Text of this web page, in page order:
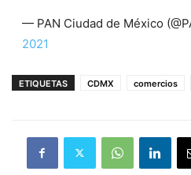
— PAN Ciudad de México
2021
ETIQUETAS CDMX comercios